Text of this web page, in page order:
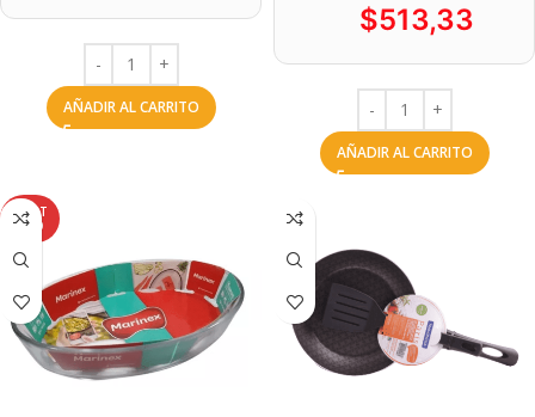
AÑADIR AL CARRITO
$513,33
AÑADIR AL CARRITO
AGOT
ADO